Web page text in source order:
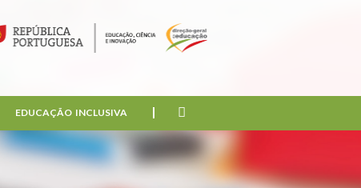
EDUCAÇÃO INCLUSIVA